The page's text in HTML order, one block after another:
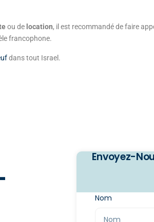
ou de location, il est recommandé de faire
francophone.
dans tout Israel.
Envoyez-
Nom